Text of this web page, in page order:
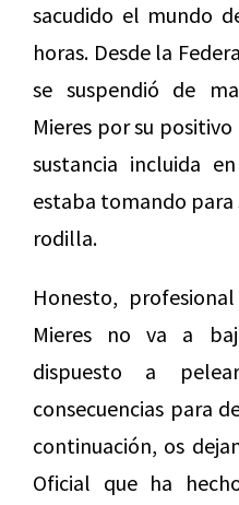
sacudido el mundo
horas. Desde la
se suspendió de
Mieres por su
sustancia incluida
estaba tomando para
rodilla.
Honesto,
Mieres no va a
dispuesto a
consecuencias para
continuación, os
Oficial que ha